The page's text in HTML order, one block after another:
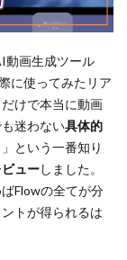
動画生成ツール
に使ってみたリア
けで本当に動画
迷わない具体的
という一番知り
ューしました。
Flowの全てが分
トが得られるは